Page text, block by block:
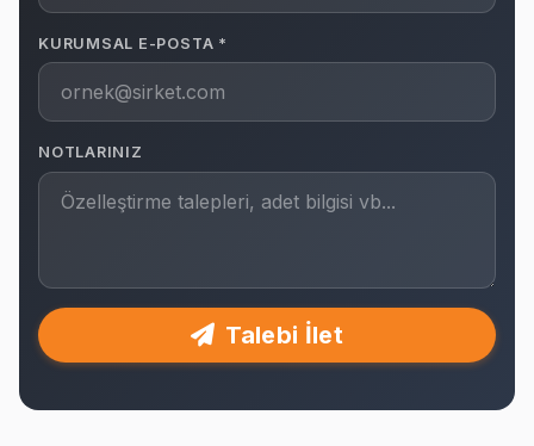
KURUMSAL E-POSTA *
NOTLARINIZ
Talebi İlet